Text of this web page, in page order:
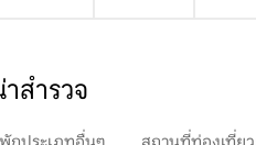
สำรวจ